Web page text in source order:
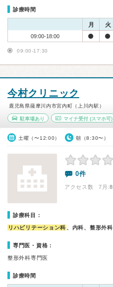
診療時間
月 火
09:00-18:00
09:00-17:30
今村クリニック
鹿児島県薩摩川内市宮内町（上川内駅）
駐車場あり マイナ受付(スマホ可)
土曜（〜12:00） 朝（8:30〜）
0件
アクセス数 7月:8
診療科目：
リハビリテーション科 、内科、整形外科
専門医・資格：
整形外科専門医
診療時間